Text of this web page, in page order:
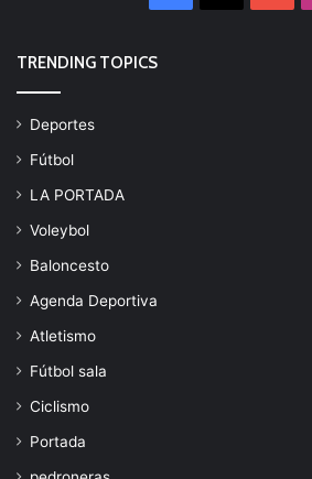
TRENDING TOPICS
Deportes
Fútbol
LA PORTADA
Voleybol
Baloncesto
Agenda Deportiva
Atletismo
Fútbol sala
Ciclismo
Portada